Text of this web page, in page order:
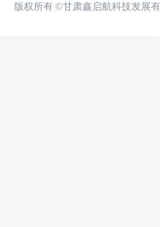
版权所有 ©甘肃鑫启航科技发展